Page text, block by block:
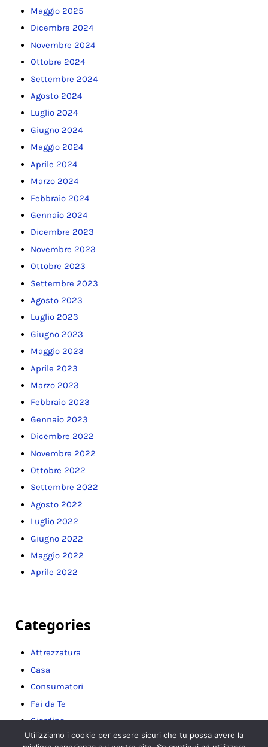
Maggio 2025
Dicembre 2024
Novembre 2024
Ottobre 2024
Settembre 2024
Agosto 2024
Luglio 2024
Giugno 2024
Maggio 2024
Aprile 2024
Marzo 2024
Febbraio 2024
Gennaio 2024
Dicembre 2023
Novembre 2023
Ottobre 2023
Settembre 2023
Agosto 2023
Luglio 2023
Giugno 2023
Maggio 2023
Aprile 2023
Marzo 2023
Febbraio 2023
Gennaio 2023
Dicembre 2022
Novembre 2022
Ottobre 2022
Settembre 2022
Agosto 2022
Luglio 2022
Giugno 2022
Maggio 2022
Aprile 2022
Categories
Attrezzatura
Casa
Consumatori
Fai da Te
Giardino
Guide
Utilizziamo i cookie per essere sicuri che tu possa avere la